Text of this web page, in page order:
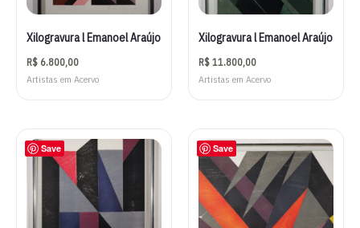
Xilogravura l Emanoel Araújo
R$ 6.800,00
Artistas em Acervo
Xilogravura l Emanoel Araújo
R$11.800,00
Artistas em Acervo
Save Save